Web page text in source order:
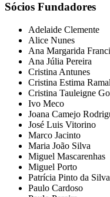
Sócios Fundadores
Adelaide Clemente
Alice Nunes
Ana Margarida
Ana Júlia Pereira
Cristina Antunes
Cristina Estima
Cristina Tauleigne
Ivo Meco
Joana Camejo
José Luis Vitorino
Marco Jacinto
Maria João Silva
Miguel Mascarenhas
Miguel Porto
Patrícia Pinto da Silva
Paulo Cardoso